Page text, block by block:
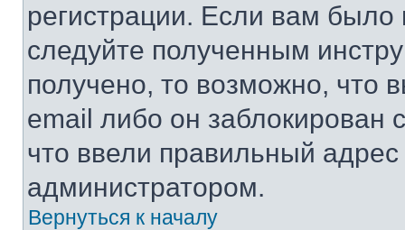
регистрации. Если вам
следуйте полученным
получено, то возможно, что
email либо он
что ввели правильный адрес
администратором.
Вернуться к началу